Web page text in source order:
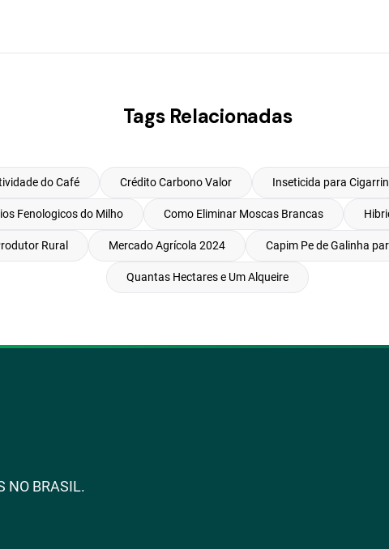
Tags Relacionadas
do Café Crédito Carbono Valor Inseticida para
Fenologicos do Milho Como Eliminar Moscas Brancas
Rural Mercado Agrícola 2024 Capim Pe de Galinha
Quantas Hectares e Um Alqueire
NO BRASIL.